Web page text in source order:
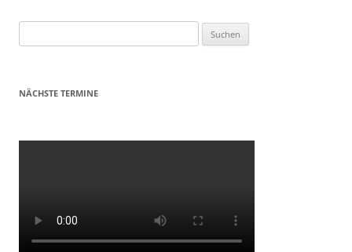
nach:
NÄCHSTE TERMINE